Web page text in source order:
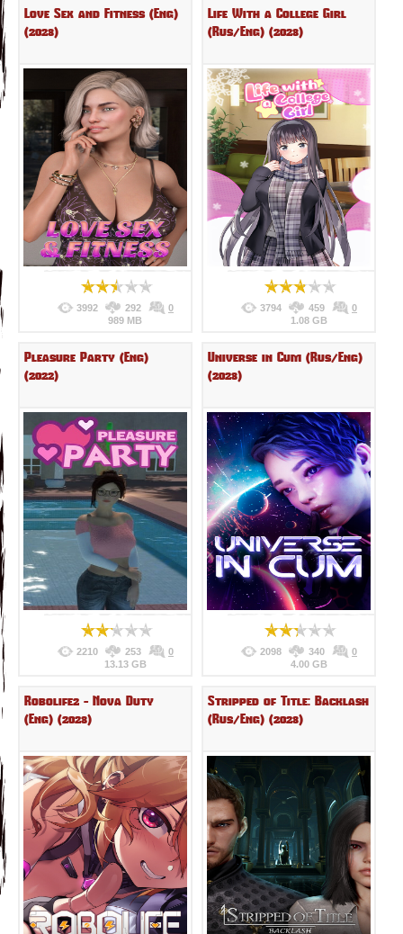
Love Sex and Fitness (Eng)
(2023)
3992 292
0
989 MB
Life With a College Girl
(Rus/Eng) (2023)
3794 459
0
1.08 GB
Pleasure Party (Eng)
(2022)
2210 253
0
13.13 GB
Universe in Cum (Rus/Eng)
(2023)
2098 340
0
4.00 GB
Robolife2 - Nova Duty
(Eng) (2023)
Stripped of Title: Backlash
(Rus/Eng) (2023)